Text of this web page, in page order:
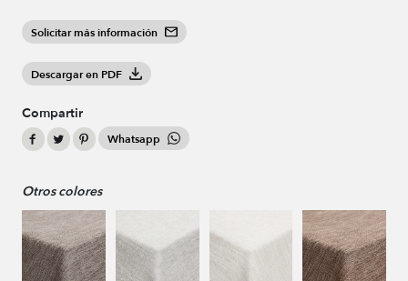
Solicitar más información
Descargar en PDF
Compartir
Whatsapp
Otros colores